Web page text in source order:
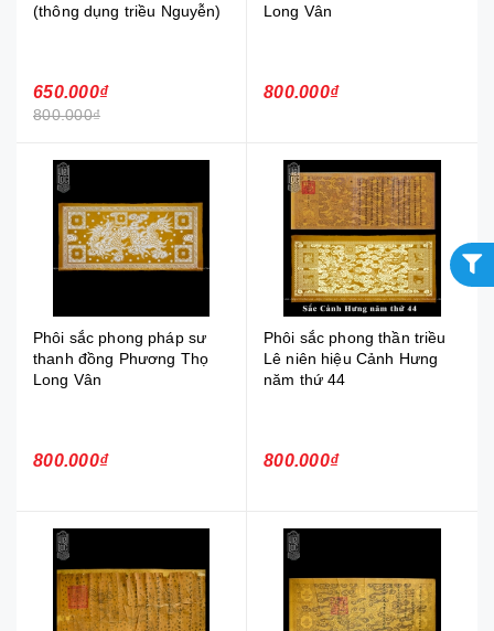
(thông dụng triều Nguyễn)
650.000₫
800.000₫
Long Vân
800.000₫
Phôi sắc phong pháp sư
thanh đồng Phương Thọ
Long Vân
800.000₫
Phôi sắc phong thần triều
Lê niên hiệu Cảnh Hưng
năm thứ 44
800.000₫